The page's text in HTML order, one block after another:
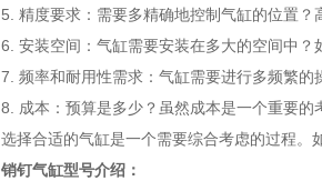
5. 精度要求：需要多精确地控制气缸的位置？
6. 安装空间：气缸需要安装在多大的空间中？
7. 频率和耐用性需求：气缸需要进行多频繁的
8. 成本：预算是多少？虽然成本是一个重要的
选择合适的气缸是一个需要综合考虑的过程。
销钉气缸型号介绍：